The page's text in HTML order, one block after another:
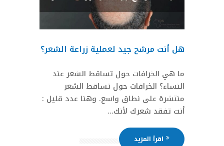
هل أنت مرشح جيد لعملية زراعة الشعر؟
ما هي الخرافات حول تساقط الشعر عند
النساء؟ الخرافات حول تساقط الشعر
منتشرة على نطاق واسع. وهنا عدد قليل :
أنت تفقد شعرك لأنك...
اقرأ المزيد